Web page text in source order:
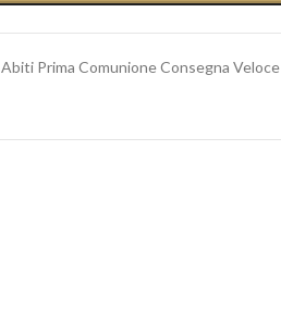
Abiti Prima Comunione Consegna Veloce